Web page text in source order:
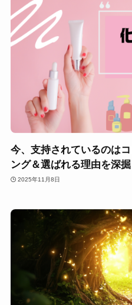
今、支持されているのは
ング＆選ばれる理由を深掘
2025年11月8日